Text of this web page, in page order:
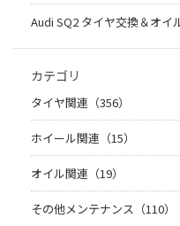
Audi SQ2 タイヤ交換＆オイ
カテゴリ
タイヤ関連（356）
ホイール関連（15）
オイル関連（19）
その他メンテナンス（110）